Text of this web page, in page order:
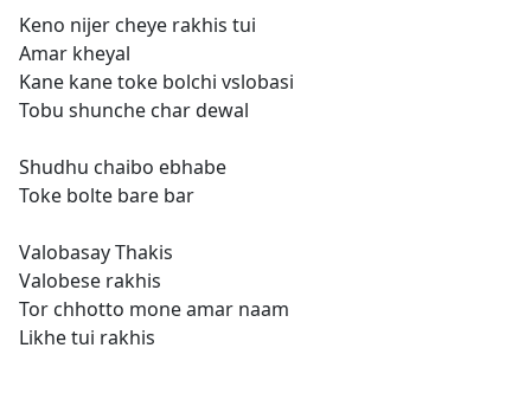
Keno nijer cheye rakhis tui
Amar kheyal
Kane kane toke bolchi vslobasi
Tobu shunche char dewal
Shudhu chaibo ebhabe
Toke bolte bare bar
Valobasay Thakis
Valobese rakhis
Tor chhotto mone amar naam
Likhe tui rakhis